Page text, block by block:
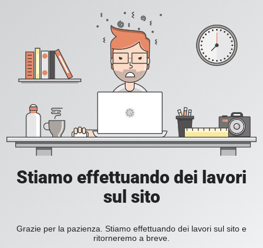
Stiamo effettuando dei lavori
sul sito
Grazie per la pazienza. Stiamo effettuando dei lavori sul sito e
ritorneremo a breve.